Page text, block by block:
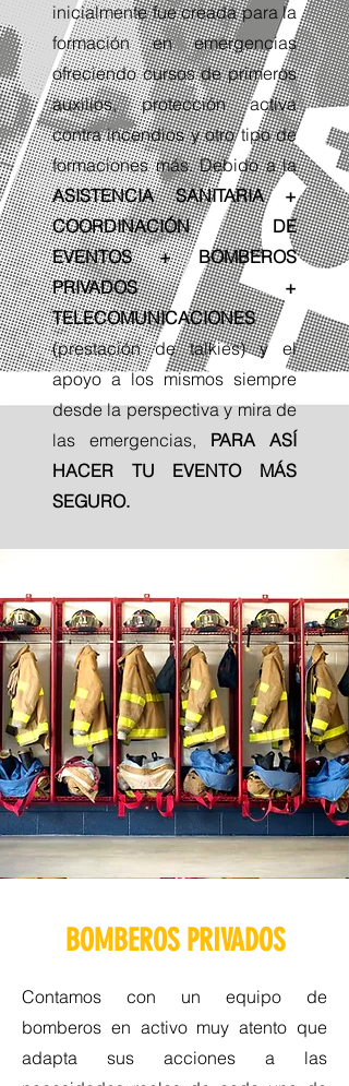
inicialmente fue creada para la
formación en emergencias
ofreciendo cursos de primeros
auxilios, protección activa
contra incendios y otro tipo de
formaciones más. Debido a la
ASISTENCIA SANITARIA +
COORDINACIÓN DE
EVENTOS + BOMBEROS
PRIVADOS +
TELECOMUNICACIONES
(prestación de talkies) y el
apoyo a los mismos siempre
desde la perspectiva y mira de
las emergencias, PARA ASÍ
HACER TU EVENTO MÁS
SEGURO.
BOMBEROS PRIVADOS
Contamos con un equipo de
bomberos en activo muy atento que
adapta sus acciones a las